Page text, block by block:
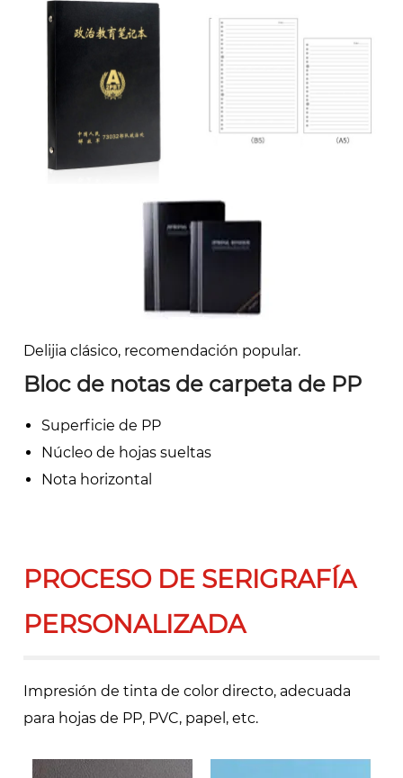
Delijia clásico, recomendación popular.
Bloc de notas de carpeta de PP
Superficie de PP
Núcleo de hojas sueltas
Nota horizontal
PROCESO DE SERIGRAFÍA
PERSONALIZADA
Impresión de tinta de color directo, adecuada
para hojas de PP, PVC, papel, etc.